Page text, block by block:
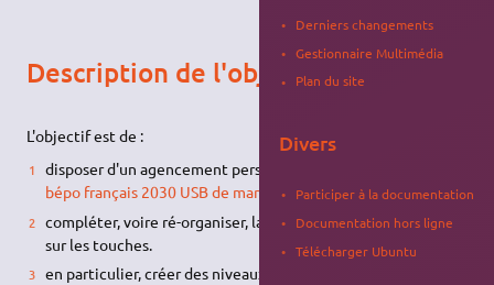
Description de l'objectif
L'objectif est de :
disposer d'un agencement personnalisé basé sur
bépo français 2030 USB de marque Typematrix ,
compléter, voire ré-organiser, la distribution des symboles
sur les touches.
en particulier, créer des niveaux supplémentaires pour
Derniers changements
Gestionnaire Multimédia
Plan du site
Divers
Participer à la documentation
Documentation hors ligne
Télécharger Ubuntu